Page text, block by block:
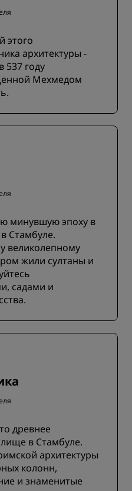
этого
архитектуры -
537 году
Мехмедом
минувшую эпоху в
Стамбуле.
великолепному
жили султаны и
садами и
древнее
в Стамбуле.
архитектуры
колонн,
и знаменитые